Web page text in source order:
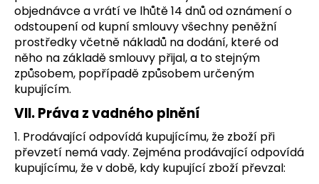
objednávce a vrátí ve lhůtě 14 dnů od oznámení o
odstoupení od kupní smlouvy všechny peněžní
prostředky včetně nákladů na dodání, které od
něho na základě smlouvy přijal, a to stejným
způsobem, popřípadě způsobem určeným
kupujícím.
VII. Práva z vadného plnění
1. Prodávající odpovídá kupujícímu, že zboží při
převzetí nemá vady. Zejména prodávající odpovídá
kupujícímu, že v době, kdy kupující zboží převzal: